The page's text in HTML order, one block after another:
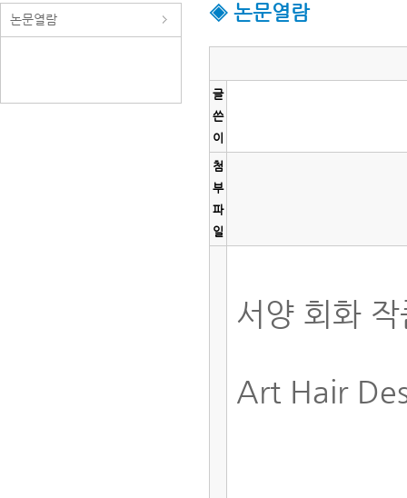
논문열람 ◈ 논문열람
글
쓴
이
첨
부
파
일
서양 회화
Art Hair